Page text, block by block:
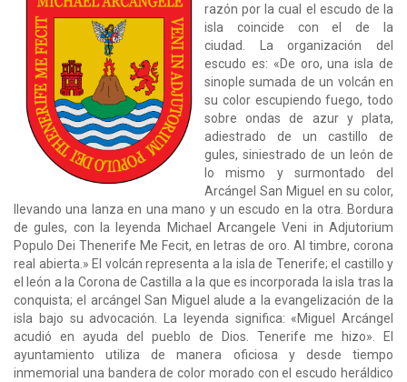
razón por la cual el escudo de la
isla coincide con el de la
ciudad. La organización del
escudo es: «De oro, una isla de
sinople sumada de un volcán en
su color escupiendo fuego, todo
sobre ondas de azur y plata,
adiestrado de un castillo de
gules, siniestrado de un león de
lo mismo y surmontado del
Arcángel San Miguel en su color,
llevando una lanza en una mano y un escudo en la otra. Bordura
de gules, con la leyenda Michael Arcangele Veni in Adjutorium
Populo Dei Thenerife Me Fecit, en letras de oro. Al timbre, corona
real abierta.» El volcán representa a la isla de Tenerife; el castillo y
el león a la Corona de Castilla a la que es incorporada la isla tras la
conquista; el arcángel San Miguel alude a la evangelización de la
isla bajo su advocación. La leyenda significa: «Miguel Arcángel
acudió en ayuda del pueblo de Dios. Tenerife me hizo». El
ayuntamiento utiliza de manera oficiosa y desde tiempo
inmemorial una bandera de color morado con el escudo heráldico